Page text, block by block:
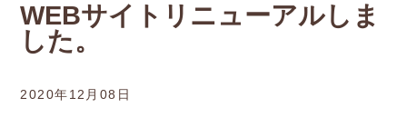
WEBサイトリニューアルしま
した。
2020年12月08日